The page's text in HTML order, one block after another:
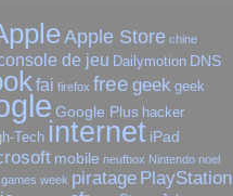
Apple Store chine
de jeu Dailymotion DNS
fai firefox free geek geek
Google Plus hacker
Tech internet iPad
mobile neufbox Nintendo noel
week piratage PlayStation